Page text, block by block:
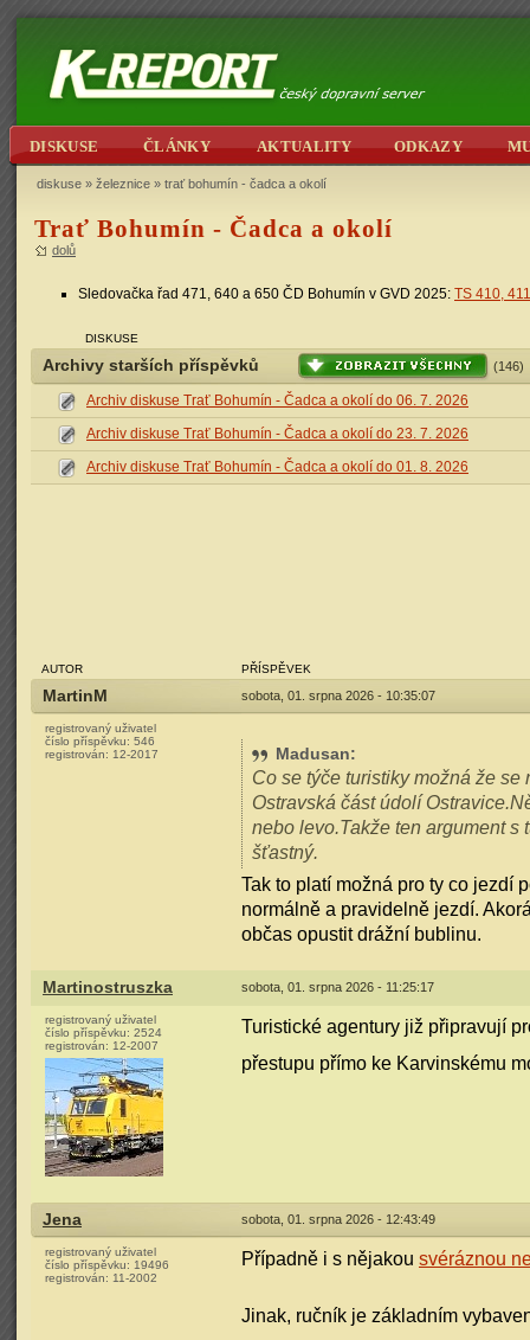
DISKUSE ČLÁNKY AKTUALITY ODKAZY
diskuse » železnice » trať bohumín - čadca a okolí
Trať Bohumín - Čadca a okolí
dolů
Sledovačka řad 471, 640 a 650 ČD Bohumín v GVD 2025: TS 410,
DISKUSE
Archivy starších příspěvků (146)
Archiv diskuse Trať Bohumín - Čadca a okolí do 06. 7. 2026
Archiv diskuse Trať Bohumín - Čadca a okolí do 23. 7. 2026
Archiv diskuse Trať Bohumín - Čadca a okolí do 01. 8. 2026
AUTOR PŘÍSPĚVEK
MartinM sobota, 01. srpna 2026 - 10:35:07
registrovaný uživatel
číslo příspěvku: 546
registrován: 12-2017 Madusan:
Co se týče turistiky možná že
Ostravská část údolí
nebo levo.Takže ten argument
šťastný.
Tak to platí možná pro ty co jezdí
normálně a pravidelně jezdí.
občas opustit drážní bublinu.
Martinostruszka sobota, 01. srpna 2026 - 11:25:17
registrovaný uživatel
číslo příspěvku: 2524
registrován: 12-2007
Turistické agentury již připravují
přestupu přímo ke Karvinskému
Jena sobota, 01. srpna 2026 - 12:43:49
registrovaný uživatel
číslo příspěvku: 19496
registrován: 11-2002
Případně i s nějakou svéráznou
Jinak, ručník je základním